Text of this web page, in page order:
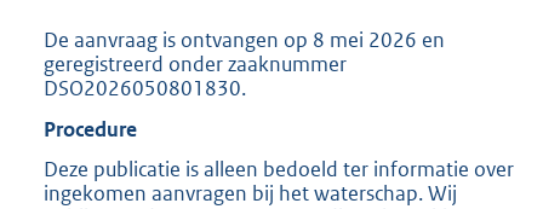
b
De aanvraag is ontvangen op 8 mei 2026 en
geregistreerd onder zaaknummer
DSO2026050801830.
Procedure
Deze publicatie is alleen bedoeld ter informatie over
ingekomen aanvragen bij het waterschap. Wij